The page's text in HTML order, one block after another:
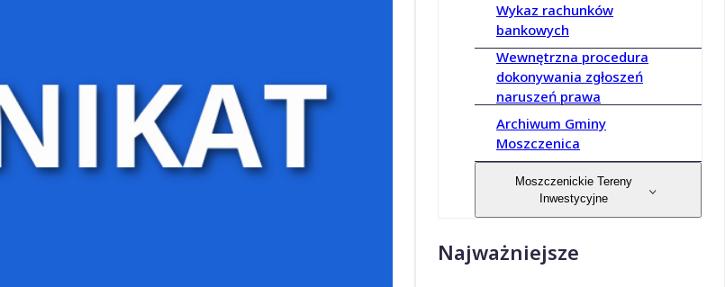
Wykaz rachunków
bankowych
Wewnętrzna procedura
dokonywania zgłoszeń
naruszeń prawa
Archiwum Gminy
Moszczenica
Moszczenickie Tereny
Inwestycyjne
Najważniejsze